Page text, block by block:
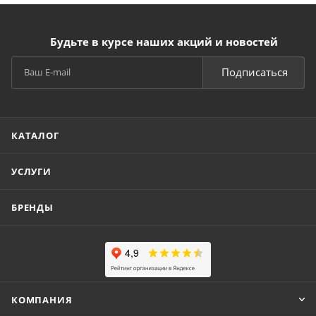
Будьте в курсе наших акций и новостей
Подписаться
КАТАЛОГ
УСЛУГИ
БРЕНДЫ
КОМПАНИЯ